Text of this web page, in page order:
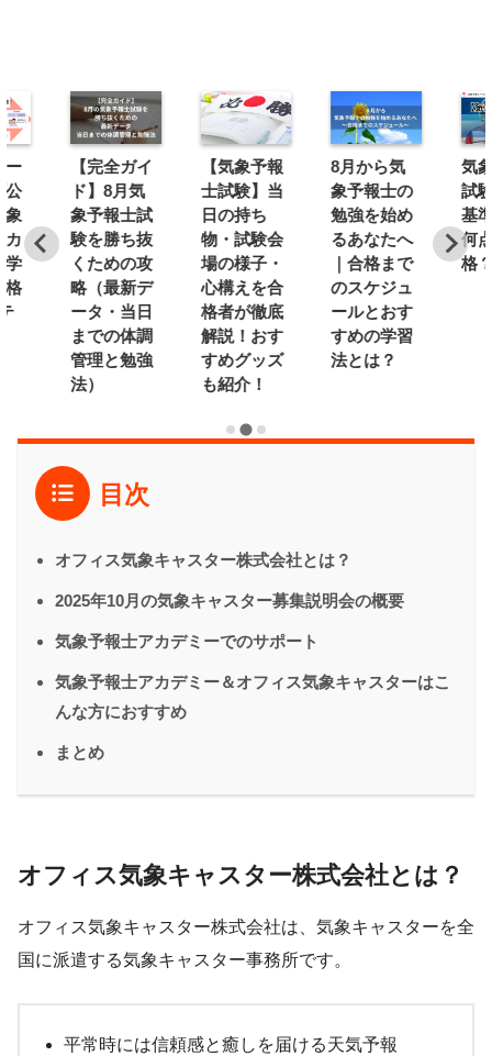
ー
公
象
カ
学
格
【完全ガイ
ド】8月気
象予報士試
験を勝ち抜
くための攻
略（最新デ
ータ・当日
までの体調
管理と勉強
法）
【気象予報
士試験】当
日の持ち
物・試験会
場の様子・
心構えを合
格者が徹底
解説！おす
すめグッズ
も紹介！
8月から気
象予報士の
勉強を始め
るあなたへ
｜合格まで
のスケジュ
ールとおす
すめの学習
法とは？
気
試
基
何
格
目次
オフィス気象キャスター株式会社とは？
2025年10月の気象キャスター募集説明会の概要
気象予報士アカデミーでのサポート
気象予報士アカデミー＆オフィス気象キャスターはこ
んな方におすすめ
まとめ
オフィス気象キャスター株式会社とは？
オフィス気象キャスター株式会社は、気象キャスターを全
国に派遣する気象キャスター事務所です。
平常時には信頼感と癒しを届ける天気予報